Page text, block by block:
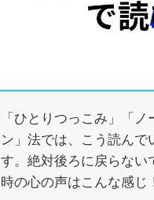
「ひとりつっこみ」「ノ
ン」法では、こう読んで
す。絶対後ろに戻らない
時の心の声はこんな感じ